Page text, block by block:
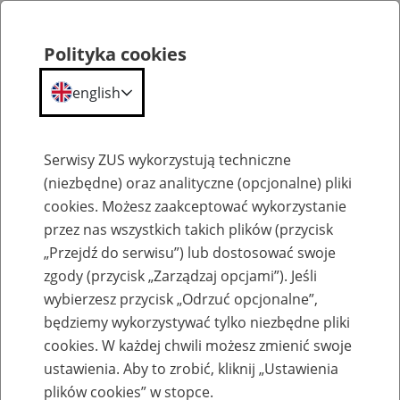
Szkolenia
Zaproś ZUS do siebie: Aktywni 50+
Polityka cookies
english
Serwisy ZUS wykorzystują techniczne
(niezbędne) oraz analityczne (opcjonalne) pliki
cookies. Możesz zaakceptować wykorzystanie
przez nas wszystkich takich plików (przycisk
„Przejdź do serwisu”) lub dostosować swoje
zgody (przycisk „Zarządzaj opcjami”). Jeśli
wybierzesz przycisk „Odrzuć opcjonalne”,
będziemy wykorzystywać tylko niezbędne pliki
cookies. W każdej chwili możesz zmienić swoje
ustawienia. Aby to zrobić, kliknij „Ustawienia
plików cookies” w stopce.